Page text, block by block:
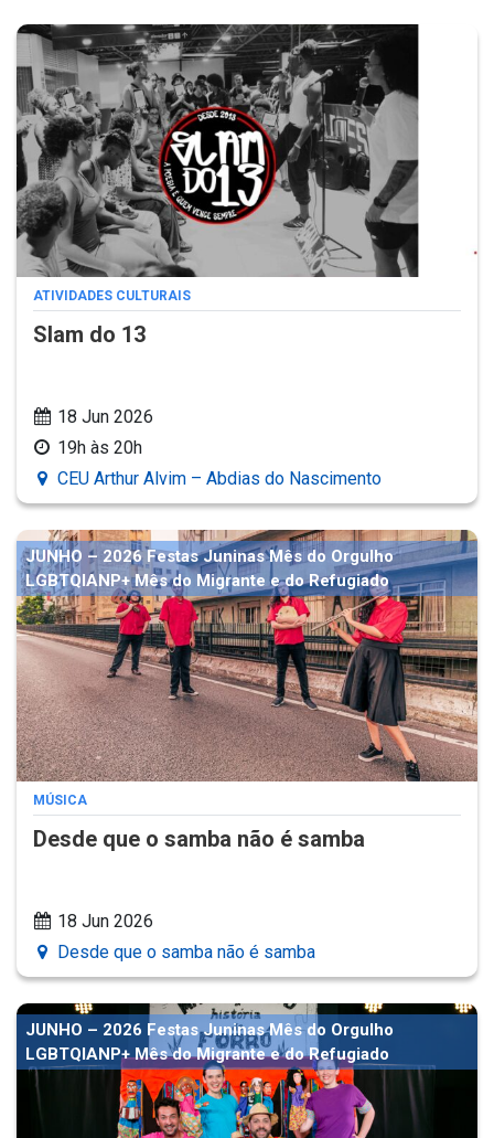
ATIVIDADES CULTURAIS
Slam do 13
18 Jun 2026
19h às 20h
CEU Arthur Alvim – Abdias do Nascimento
JUNHO – 2026 Festas Juninas Mês do Orgulho
LGBTQIANP+ Mês do Migrante e do Refugiado
MÚSICA
Desde que o samba não é samba
18 Jun 2026
Desde que o samba não é samba
JUNHO – 2026 Festas Juninas Mês do Orgulho
LGBTQIANP+ Mês do Migrante e do Refugiado